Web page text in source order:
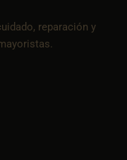
reparación y